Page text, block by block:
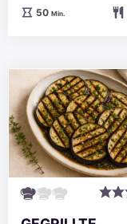
50Minuten
Min.